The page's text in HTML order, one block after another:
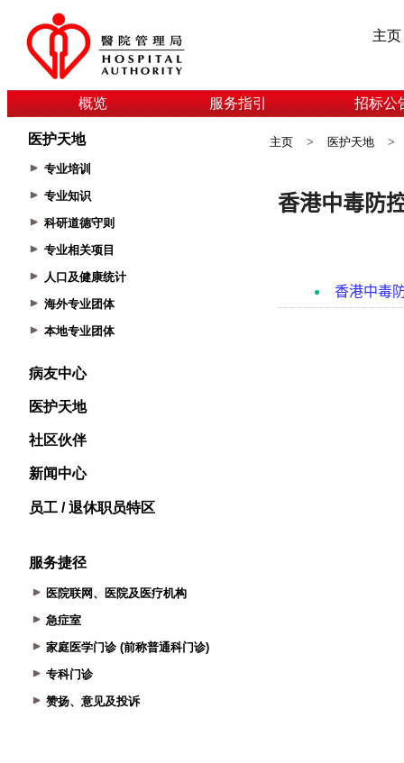
主页
概览 服务指引 招标公
医护天地
专业培训
专业知识
科研道德守则
专业相关项目
人口及健康统计
海外专业团体
本地专业团体
病友中心
医护天地
社区伙伴
新闻中心
员工 / 退休职员特区
服务捷径
医院联网、医院及医疗机构
急症室
家庭医学门诊 (前称普通科门诊)
专科门诊
赞扬、意见及投诉
主页 > 医护天地 >